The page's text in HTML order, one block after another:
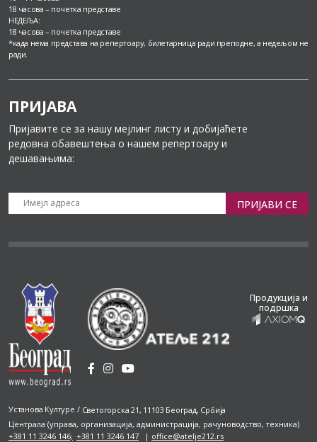
18 часова – почетка представе
НЕДЕЉА:
18 часова – почетка представе
*када нема представа на репертоару, билетарница ради преподне, а недељом не
ради.
ПРИЈАВА
Пријавите се за нашу мејлинг листу и добијаћете
редовна обавештења о нашем репертоару и
дешавањима:
ПРИЈАВИ СЕ
Установа Културе / Светогорска 21, 11103 Београд, Србија
Централа (управа, организација, администрација, рачуноводство, техника)
+381 11 3246 146; +381 11 3246 147 | office@atelje212.rs
Продукција и
подршка